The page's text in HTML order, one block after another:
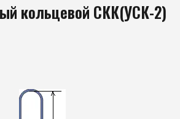
кольцевой СКК(УСК-2)